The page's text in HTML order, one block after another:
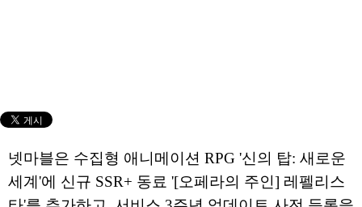
넷마블은 수집형 애니메이션 RPG '신의 탑: 새로운
세계'에 신규 SSR+ 동료 '[오페라의 주인] 레펠리스